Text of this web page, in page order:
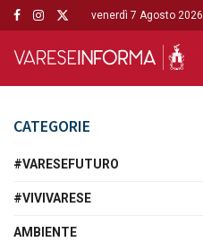
venerdì 7 Agosto 2026
CATEGORIE
#VARESEFUTURO
#VIVIVARESE
AMBIENTE